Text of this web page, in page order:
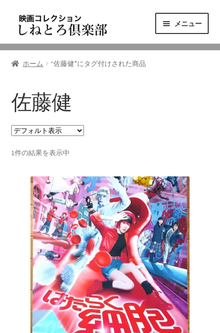
ゲ
シ
ン
へ
キ
プ
テ
ツ
ス
キ
プ
メニュー
ニュース
東三河の映画館
しねとろ倶楽部について
リンクの旅
ホーム “佐藤健”にタグ付けされた商品
佐藤健
1件の結果を表示中